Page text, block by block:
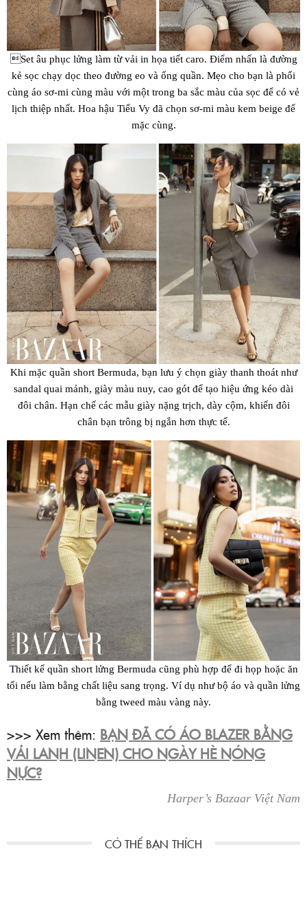
Set âu phục lửng làm từ vải in họa tiết caro. Điểm nhấn là đường
kẻ sọc chạy dọc theo đường eo và ống quần. Mẹo cho bạn là phối
cùng áo sơ-mi cùng màu với một trong ba sắc màu của sọc để có vẻ
lịch thiệp nhất. Hoa hậu Tiểu Vy đã chọn sơ-mi màu kem beige để
mặc cùng.
Khi mặc quần short Bermuda, bạn lưu ý chọn giày thanh thoát như
sandal quai mảnh, giày màu nuy, cao gót để tạo hiệu ứng kéo dài
đôi chân. Hạn chế các mẫu giày nặng trịch, dày cộm, khiến đôi
chân bạn trông bị ngắn hơn thực tế.
Thiết kế quần short lửng Bermuda cũng phù hợp để đi họp hoặc ăn
tối nếu làm bằng chất liệu sang trọng. Ví dụ như bộ áo và quần lửng
bằng tweed màu vàng này.
>>> Xem thêm: BẠN ĐÃ CÓ ÁO BLAZER BẰNG
VẢI LANH (LINEN) CHO NGÀY HÈ NÓNG
NỰC?
Harper’s Bazaar Việt Nam